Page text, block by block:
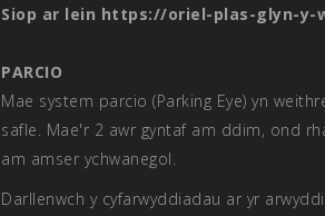
Siop ar lein https://oriel-plas-glyn-y-
PARCIO
Mae system parcio (Parking Eye) yn
safle. Mae'r 2 awr gyntaf am ddim, ond
am amser ychwanegol.
Darllenwch y cyfarwyddiadau ar yr